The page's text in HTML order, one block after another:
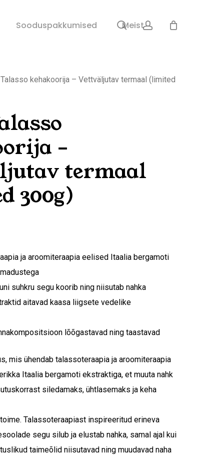
Sooduspakkumised Meist
search account
kehakoorija – Vettväljutav termaal (limited
–
termaal
300g)
ja aroomiteraapia eelised Itaalia bergamoti
suhkru segu koorib ning niisutab nahka
aitavad kaasa liigsete vedelike
lõõgastavad ning taastavad
mis ühendab talassoteraapia ja aroomiteraapia
Itaalia bergamoti ekstraktiga, et muuta nahk
siledamaks, ühtlasemaks ja keha
Talassoteraapiast inspireeritud erineva
segu silub ja elustab nahka, samal ajal kui
taimeõlid niisutavad ning muudavad naha